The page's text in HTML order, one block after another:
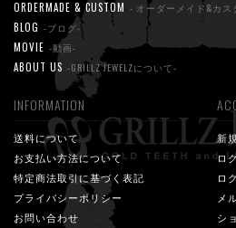
ORDERMADE & CUSTOM - オーダーメイド&カス
BLOG -ブログ-
MOVIE -動画-
ABOUT US -GRILLZ JEWELZについて-
INFORMATION
送料について
お支払い方法について
特定商法取引に基づく表記
プライバシーポリシー
お問い合わせ
新
ロ
ロ
メ
シ